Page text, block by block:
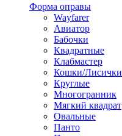
Форма оправы
Wayfarer
Авиатор
Бабочки
Квадратные
Клабмастер
Кошки/Лисички
Круглые
Многогранник
Мягкий квадрат
Овальные
Панто